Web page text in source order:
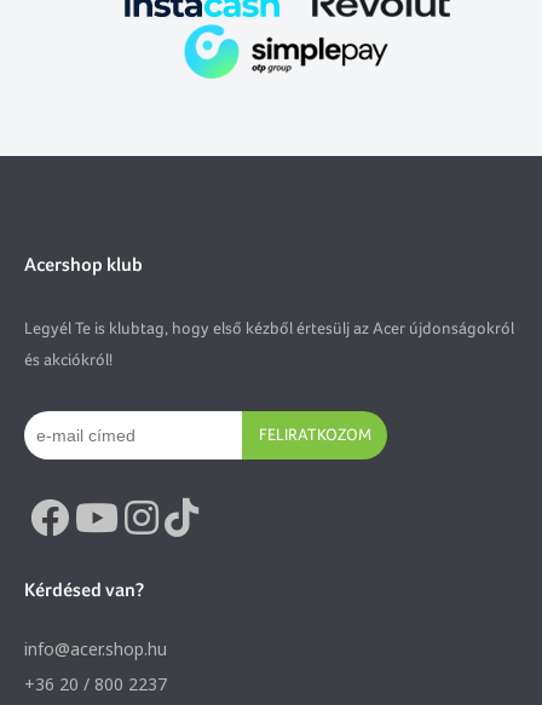
Acershop klub
Legyél Te is klubtag, hogy első kézből értesülj az Acer újdonságokról
és akciókról!
FELIRATKOZOM
Kérdésed van?
info@acer.shop.hu
+36 20 / 800 2237